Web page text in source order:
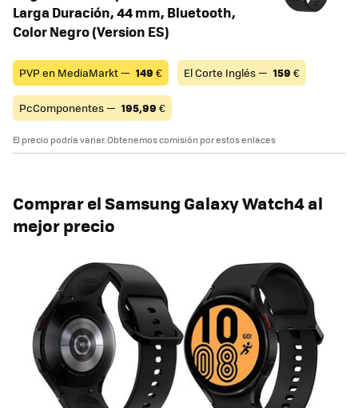
Larga Duración, 44 mm, Bluetooth,
Color Negro (Version ES)
PVP en MediaMarkt — 149 € El Corte Inglés — 159 €
PcComponentes — 195,99 €
El precio podría variar. Obtenemos comisión por estos enlaces
Comprar el Samsung Galaxy Watch4 al
mejor precio